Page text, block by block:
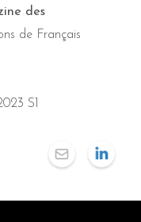
des
de Français
S1